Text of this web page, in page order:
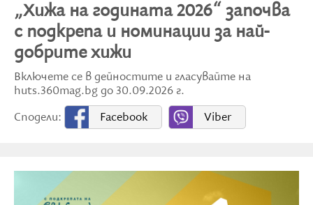
„Хижа на годината 2026“ започва
с подкрепа и номинации за най-
добрите хижи
Включете се в дейностите и гласувайте на
huts.360mag.bg до 30.09.2026 г.
Сподели:
Facebook Viber